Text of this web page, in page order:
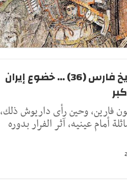
مسلسل تاريخ فارس (36) ... خضوع إيران
فارين، وحين رأى داريوش ذلك،
أمام عينيه، آثر الفرار بدوره